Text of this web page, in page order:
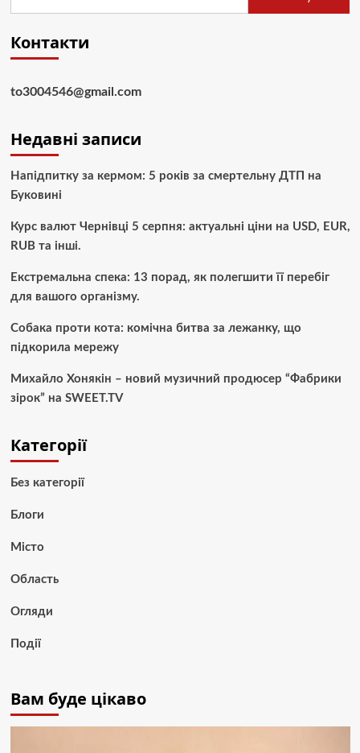
Контакти
to3004546@gmail.com
Недавні записи
Напідпитку за кермом: 5 років за смертельну ДТП на
Буковині
Курс валют Чернівці 5 серпня: актуальні ціни на USD, EUR,
RUB та інші.
Екстремальна спека: 13 порад, як полегшити її перебіг
для вашого організму.
Собака проти кота: комічна битва за лежанку, що
підкорила мережу
Михайло Хонякін – новий музичний продюсер “Фабрики
зірок” на SWEET.TV
Категорії
Без категорії
Блоги
Місто
Область
Огляди
Події
Вам буде цікаво